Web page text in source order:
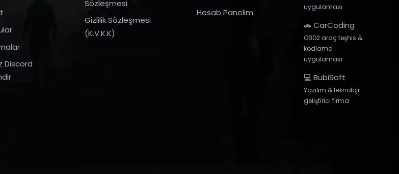
Discord
Sözleşmesi
Gizlilik Sözleşmesi
(K.V.K.K)
Hesab Panelim
uygulaması
🚗 CarCoding
OBD2 araç teşhis &
kodlama
uygulaması
💻 BubiSoft
Yazılım & teknoloji
geliştirici firma